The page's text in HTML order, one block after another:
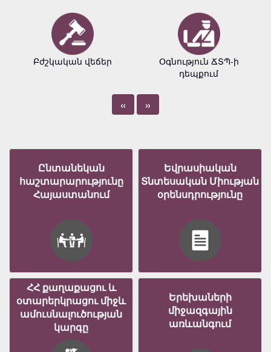
Բժշկական վեճեր
Օգնություն ՃՏՊ-ի
դեպքում
« »
Ընտանեկան
հաշտարարությունը
Հայաստանում
Եվրասիական
Տնտեսական Միության
օրենսդրությունը
ՀՀ քաղաքացու և
օտարերկրացու միջև
ամուսնալուծության
կարգը
Երեխաների
միջազգային
առևանգում